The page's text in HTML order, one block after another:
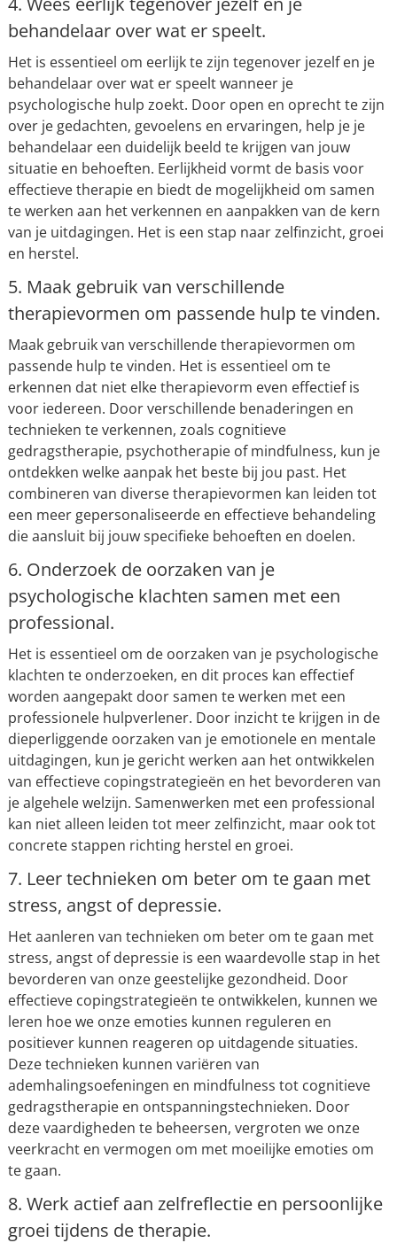
behandelaar over wat er speelt.
Het is essentieel om eerlijk te zijn tegenover jezelf en je
behandelaar over wat er speelt wanneer je
psychologische hulp zoekt. Door open en oprecht te zijn
over je gedachten, gevoelens en ervaringen, help je je
behandelaar een duidelijk beeld te krijgen van jouw
situatie en behoeften. Eerlijkheid vormt de basis voor
effectieve therapie en biedt de mogelijkheid om samen
te werken aan het verkennen en aanpakken van de kern
van je uitdagingen. Het is een stap naar zelfinzicht, groei
en herstel.
5. Maak gebruik van verschillende
therapievormen om passende hulp te vinden.
Maak gebruik van verschillende therapievormen om
passende hulp te vinden. Het is essentieel om te
erkennen dat niet elke therapievorm even effectief is
voor iedereen. Door verschillende benaderingen en
technieken te verkennen, zoals cognitieve
gedragstherapie, psychotherapie of mindfulness, kun je
ontdekken welke aanpak het beste bij jou past. Het
combineren van diverse therapievormen kan leiden tot
een meer gepersonaliseerde en effectieve behandeling
die aansluit bij jouw specifieke behoeften en doelen.
6. Onderzoek de oorzaken van je
psychologische klachten samen met een
professional.
Het is essentieel om de oorzaken van je psychologische
klachten te onderzoeken, en dit proces kan effectief
worden aangepakt door samen te werken met een
professionele hulpverlener. Door inzicht te krijgen in de
dieperliggende oorzaken van je emotionele en mentale
uitdagingen, kun je gericht werken aan het ontwikkelen
van effectieve copingstrategieën en het bevorderen van
je algehele welzijn. Samenwerken met een professional
kan niet alleen leiden tot meer zelfinzicht, maar ook tot
concrete stappen richting herstel en groei.
7. Leer technieken om beter om te gaan met
stress, angst of depressie.
Het aanleren van technieken om beter om te gaan met
stress, angst of depressie is een waardevolle stap in het
bevorderen van onze geestelijke gezondheid. Door
effectieve copingstrategieën te ontwikkelen, kunnen we
leren hoe we onze emoties kunnen reguleren en
positiever kunnen reageren op uitdagende situaties.
Deze technieken kunnen variëren van
ademhalingsoefeningen en mindfulness tot cognitieve
gedragstherapie en ontspanningstechnieken. Door
deze vaardigheden te beheersen, vergroten we onze
veerkracht en vermogen om met moeilijke emoties om
te gaan.
8. Werk actief aan zelfreflectie en persoonlijke
groei tijdens de therapie.